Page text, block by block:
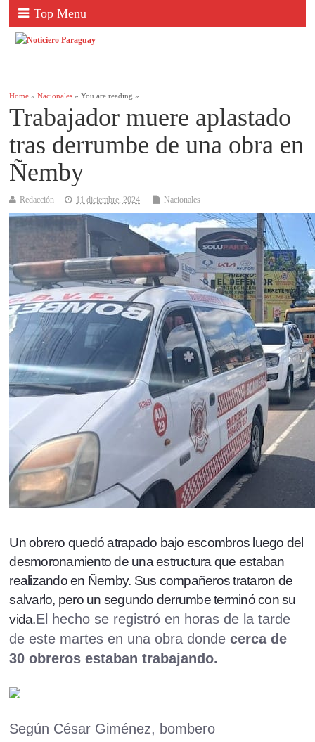
Top Menu
Home »Nacionales » You are reading »
Trabajador muere aplastado
tras derrumbe de una obra en
Ñemby
Redacción 11 diciembre, 2024 Nacionales
Un obrero quedó atrapado bajo escombros luego del
desmoronamiento de una estructura que estaban
realizando en Ñemby. Sus compañeros trataron de
salvarlo, pero un segundo derrumbe terminó con su
vida.El hecho se registró en horas de la tarde
de este martes en una obra donde cerca de
30 obreros estaban trabajando.
Según César Giménez, bombero